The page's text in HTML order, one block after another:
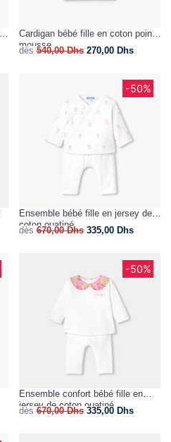
Cardigan bébé fille en coton point
mousse
dès 540,00Dhs 270,00 Dhs
-50%
Ensemble bébé fille en jersey de
coton ouatiné
dès 670,00Dhs 335,00 Dhs
-50%
Ensemble confort bébé fille en
jersey de coton ouatiné
dès 670,00Dhs 335,00 Dhs